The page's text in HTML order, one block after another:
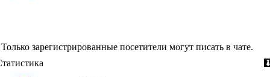
Только зарегистрированные посетители могут писать в чате.